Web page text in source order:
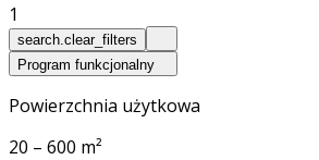
1
search.clear_filters
Program funkcjonalny
Powierzchnia użytkowa
20 – 600 m²